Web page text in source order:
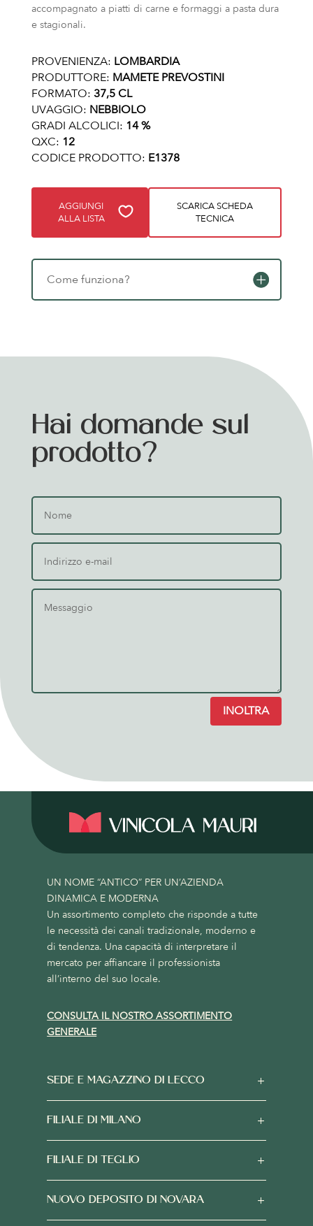
accompagnato a piatti di carne e formaggi a pasta dura
e stagionali.
PROVENIENZA: LOMBARDIA
PRODUTTORE: MAMETE PREVOSTINI
FORMATO: 37,5 CL
UVAGGIO: NEBBIOLO
GRADI ALCOLICI: 14 %
QXC: 12
CODICE PRODOTTO: E1378
AGGIUNGI
ALLA LISTA
SCARICA SCHEDA
TECNICA
Come funziona?
Hai domande sul
prodotto?
INOLTRA
UN NOME “ANTICO” PER UN’AZIENDA
DINAMICA E MODERNA
Un assortimento completo che risponde a tutte
le necessità dei canali tradizionale, moderno e
di tendenza. Una capacità di interpretare il
mercato per affiancare il professionista
all’interno del suo locale.
CONSULTA IL NOSTRO ASSORTIMENTO
GENERALE
SEDE E MAGAZZINO DI LECCO
FILIALE DI MILANO
FILIALE DI TEGLIO
NUOVO DEPOSITO DI NOVARA